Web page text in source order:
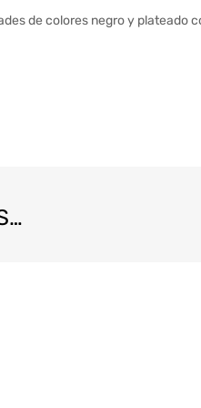
de colores negro y plateado